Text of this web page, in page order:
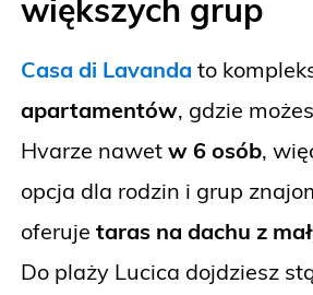
większych grup
Casa di Lavanda to
apartamentów, gdzie
Hvarze nawet w 6 osób,
opcja dla rodzin i grup
oferuje taras na dachu z
Do plaży Lucica dojdziesz